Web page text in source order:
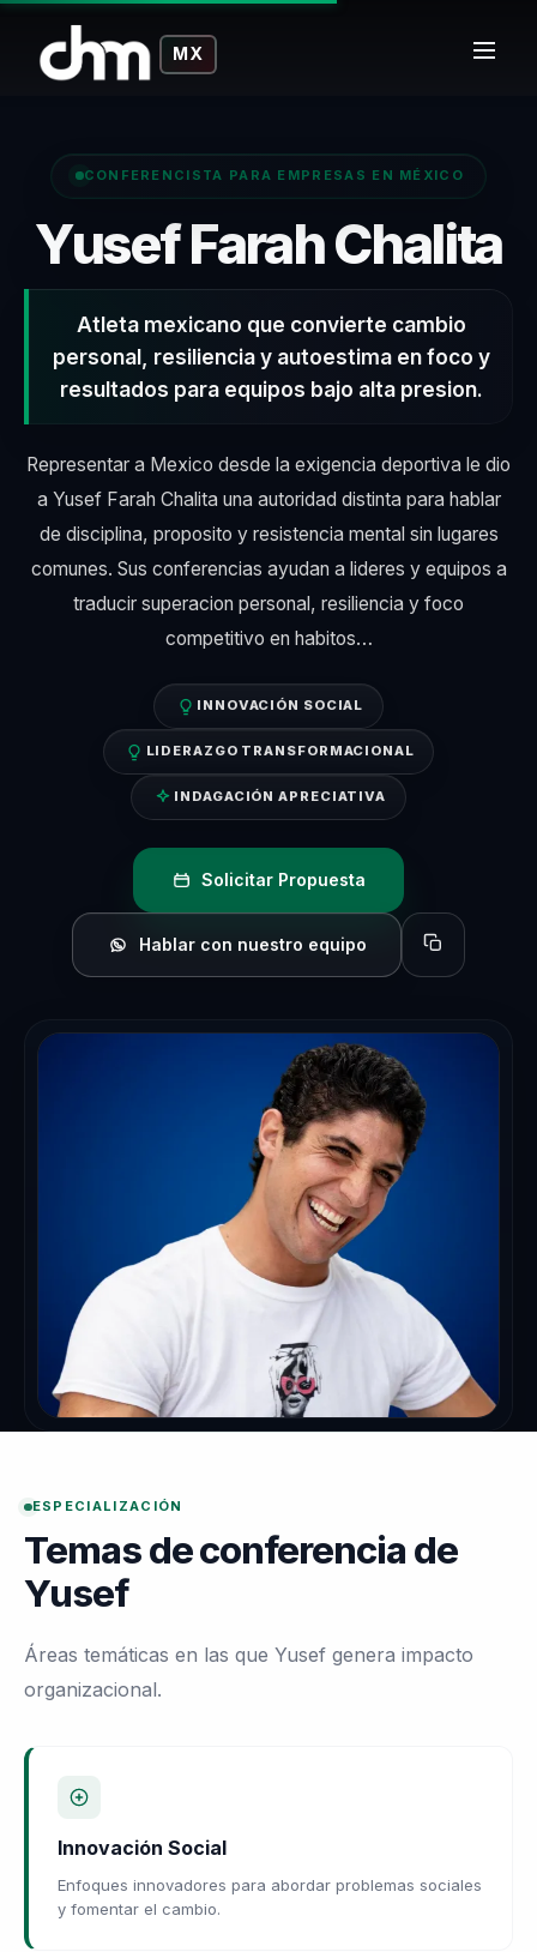
MX
CONFERENCISTA PARA EMPRESAS EN MÉXICO
Yusef Farah Chalita
Atleta mexicano que convierte cambio
personal, resiliencia y autoestima en foco y
resultados para equipos bajo alta presion.
Representar a Mexico desde la exigencia deportiva le dio
a Yusef Farah Chalita una autoridad distinta para hablar
de disciplina, proposito y resistencia mental sin lugares
comunes. Sus conferencias ayudan a lideres y equipos a
traducir superacion personal, resiliencia y foco
competitivo en habitos…
INNOVACIÓN SOCIAL
LIDERAZGO TRANSFORMACIONAL
INDAGACIÓN APRECIATIVA
Solicitar Propuesta
Hablar con nuestro equipo Copiar perfil
ESPECIALIZACIÓN
Temas de conferencia de
Yusef
Áreas temáticas en las que Yusef genera impacto
organizacional.
Innovación Social
Enfoques innovadores para abordar problemas sociales
y fomentar el cambio.